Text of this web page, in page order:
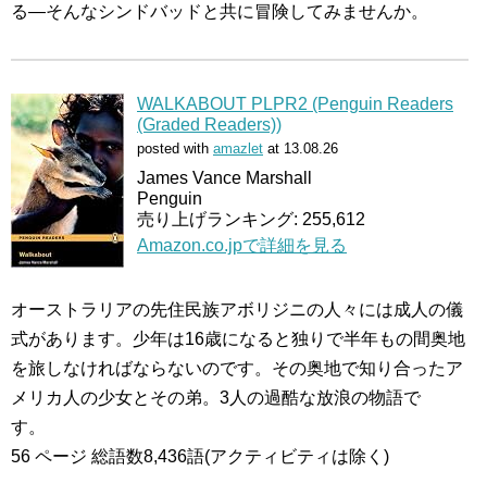
る―そんなシンドバッドと共に冒険してみませんか。
WALKABOUT PLPR2 (Penguin Readers
(Graded Readers))
posted with amazlet at 13.08.26
James Vance Marshall
Penguin
売り上げランキング: 255,612
Amazon.co.jpで詳細を見る
オーストラリアの先住民族アボリジニの人々には成人の儀
式があります。少年は16歳になると独りで半年もの間奥地
を旅しなければならないのです。その奥地で知り合ったア
メリカ人の少女とその弟。3人の過酷な放浪の物語で
す。
56 ページ 総語数8,436語(アクティビティは除く)